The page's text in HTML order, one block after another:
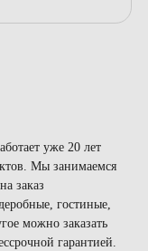
уже 20 лет
Мы занимаемся
заказ
гостиные,
можно заказать
гарантией.